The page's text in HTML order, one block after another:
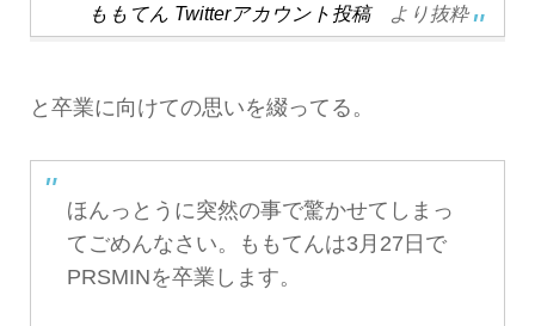
ももてん Twitterアカウント投稿より抜粋
と卒業に向けての思いを綴ってる。
ほんっとうに突然の事で驚かせてしまっ
てごめんなさい。ももてんは3月27日で
PRSMINを卒業します。